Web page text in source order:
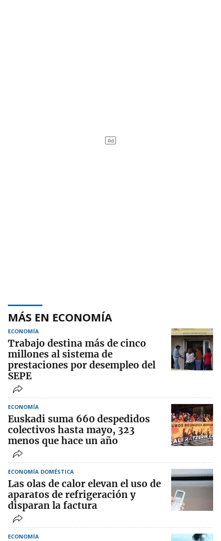
MÁS EN ECONOMÍA
ECONOMÍA
Trabajo destina más de cinco
millones al sistema de
prestaciones por desempleo del
SEPE
ECONOMÍA
Euskadi suma 660 despedidos
colectivos hasta mayo, 323
menos que hace un año
ECONOMÍA DOMÉSTICA
Las olas de calor elevan el uso de
aparatos de refrigeración y
disparan la factura
ECONOMÍA